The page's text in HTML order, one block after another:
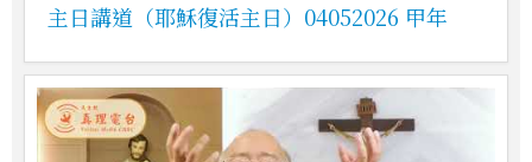
主日講道（耶穌復活主日）04052026 甲年